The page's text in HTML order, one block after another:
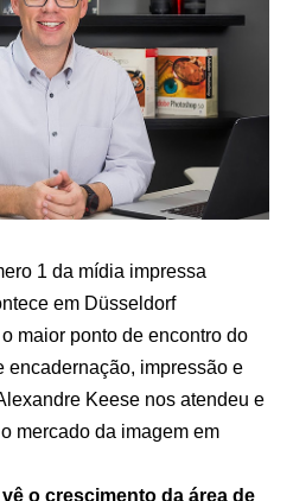
1 da mídia impressa
em Düsseldorf
maior ponto de encontro do
encadernação, impressão e
Keese nos atendeu e
mercado da imagem em
o crescimento da área de